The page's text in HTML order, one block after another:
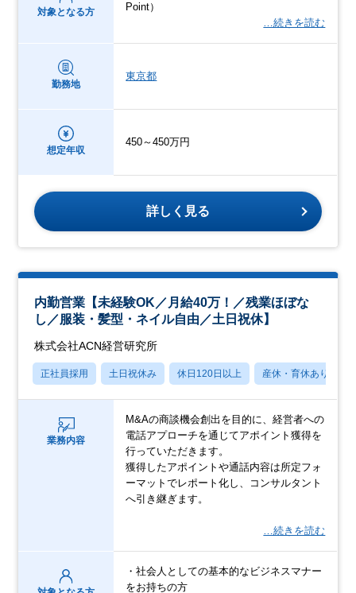
対象となる方
Point）
…続きを読む
勤務地
東京都
想定年収
450～450万円
詳しく見る
内勤営業【未経験OK／月給40万！／残業ほぼな
し／服装・髪型・ネイル自由／土日祝休】
株式会社ACN経営研究所
正社員採用 土日祝休み 休日120日以上 産休・育休あり
業務内容
M&Aの商談機会創出を目的に、経営者への
電話アプローチを通じてアポイント獲得を
行っていただきます。
獲得したアポイントや通話内容は所定フォ
ーマットでレポート化し、コンサルタント
へ引き継ぎます。
…続きを読む
・社会人としての基本的なビジネスマナー
をお持ちの方